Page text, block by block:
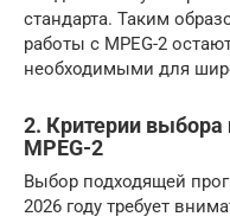
стандарта. Таким
работы с MPEG-2
необходимыми для
2. Критерии
MPEG-2
Выбор подходящей
2026 году требует